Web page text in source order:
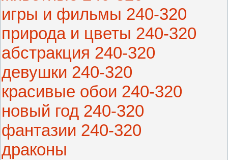
игры и фильмы 240-320
природа и цветы 240-320
абстракция 240-320
девушки 240-320
красивые обои 240-320
новый год 240-320
фантазии 240-320
драконы